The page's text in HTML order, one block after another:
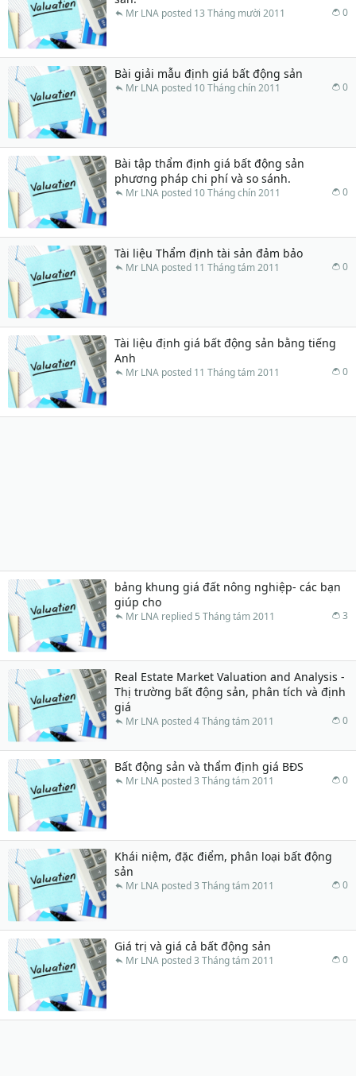
0
13 Tháng mười 2011
Mr LNA
Bài giải mẫu định giá bất động sản
0
10 Tháng chín 2011
Mr LNA
Bài tập thẩm định giá bất động sản
phương pháp chi phí và so sánh.
0
10 Tháng chín 2011
Mr LNA
Tài liệu Thẩm định tài sản đảm bảo
0
11 Tháng tám 2011
Mr LNA
Tài liệu định giá bất động sản bằng tiếng
Anh
0
11 Tháng tám 2011
Mr LNA
bảng khung giá đất nông nghiệp- các bạn
giúp cho
3
5 Tháng tám 2011
Mr LNA
Real Estate Market Valuation and Analysis -
Thị trường bất động sản, phân tích và định
giá
0
4 Tháng tám 2011
Mr LNA
Bất động sản và thẩm định giá BĐS
0
3 Tháng tám 2011
Mr LNA
Khái niệm, đặc điểm, phân loại bất động
sản
0
3 Tháng tám 2011
Mr LNA
Giá trị và giá cả bất động sản
0
3 Tháng tám 2011
Mr LNA